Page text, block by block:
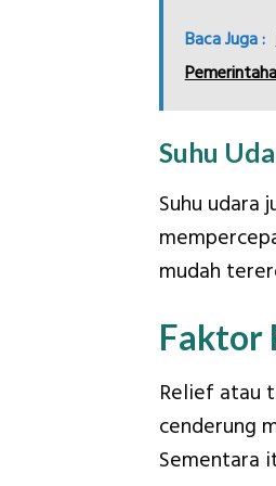
Baca Juga :
Suhu
Suhu udara
mudah
Faktor
Relief atau
cenderung
Sementara